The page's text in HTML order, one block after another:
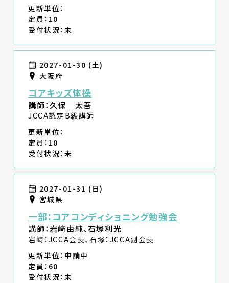
更新単位：
定員：10
受付状況：未
2027-01-30 (土)
大阪府
コアキッズ体操
講師：久保 太吾
JCCA認定B級講師
更新単位：
定員：10
受付状況：未
2027-01-31 (日)
宮城県
一部：コアコンディショニング勉強会
講師：岩﨑由純、石塚利光
岩﨑：JCCA会長、石塚：JCCA副会長
更新単位：申請中
定員：60
受付状況：未